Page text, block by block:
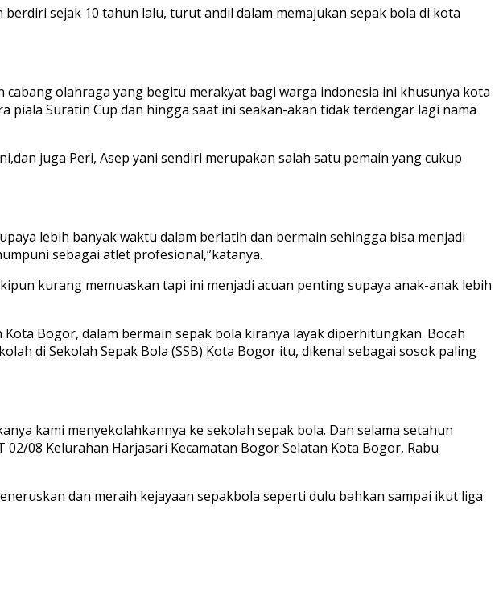
berdiri sejak 10 tahun lalu, turut andil dalam memajukan sepak bola di kota
olahraga yang begitu merakyat bagi warga indonesia ini khusunya kota
Suratin Cup dan hingga saat ini seakan-akan tidak terdengar lagi nama
juga Peri, Asep yani sendiri merupakan salah satu pemain yang cukup
lebih banyak waktu dalam berlatih dan bermain sehingga bisa menjadi
sebagai atlet profesional,”katanya.
kurang memuaskan tapi ini menjadi acuan penting supaya anak-anak lebih
Bogor, dalam bermain sepak bola kiranya layak diperhitungkan. Bocah
di Sekolah Sepak Bola (SSB) Kota Bogor itu, dikenal sebagai sosok paling
kami menyekolahkannya ke sekolah sepak bola. Dan selama setahun
08 Kelurahan Harjasari Kecamatan Bogor Selatan Kota Bogor, Rabu
dan meraih kejayaan sepakbola seperti dulu bahkan sampai ikut liga